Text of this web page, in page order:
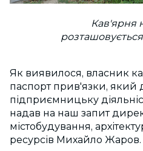
Кав'ярня
Як виявилося, власник
паспорт прив'язки, який
підприємницьку
надав на наш запит
містобудування,
ресурсів Михайло Жаров.